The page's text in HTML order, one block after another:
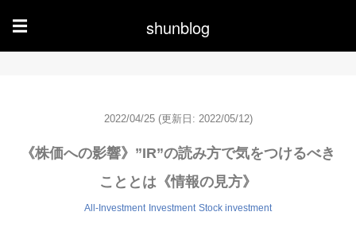
☰ shunblog
2022/04/25 (更新日: 2022/05/12)
《株価への影響》”IR”の読み方で気をつけるべき
こととは《情報の見方》
All-Investment Investment Stock investment